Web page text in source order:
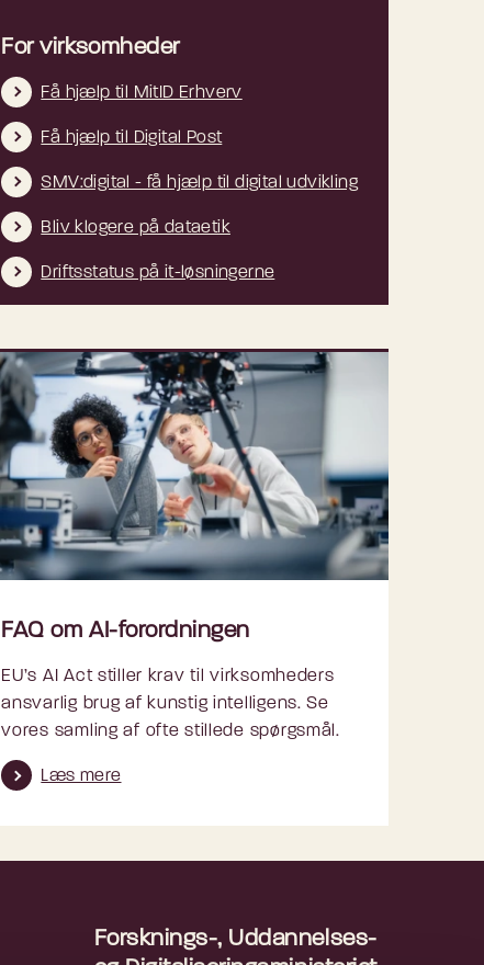
For virksomheder
Få hjælp til MitID Erhverv
Få hjælp til Digital Post
SMV:digital - få hjælp til digital udvikling
Bliv klogere på dataetik
Driftsstatus på it-løsningerne
FAQ om AI-forordningen
EU’s AI Act stiller krav til virksomheders
ansvarlig brug af kunstig intelligens. Se
vores samling af ofte stillede spørgsmål.
Læs mere
Forsknings-, Uddannelses-